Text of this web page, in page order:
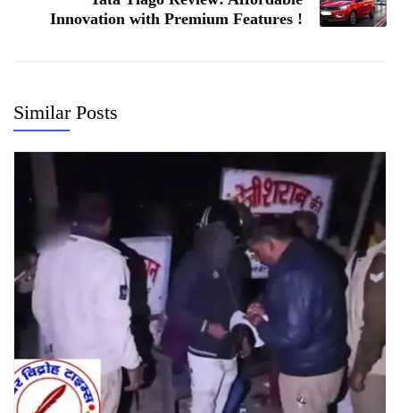
Innovation with Premium Features !
Similar Posts